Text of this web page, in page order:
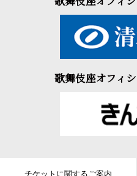
歌舞伎座オフィ
チケットに関するご案内